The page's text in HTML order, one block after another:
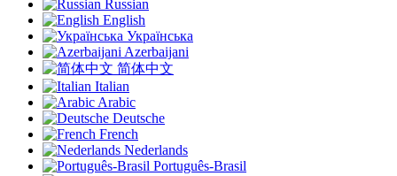
Russian
English
Українська
Azerbaijani
简体中文
Italian
Arabic
Deutsche
French
Nederlands
Português-Brasil